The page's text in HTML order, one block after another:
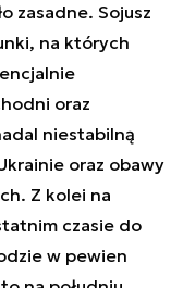
zasadne. Sojusz
na których
oraz
niestabilną
oraz obawy
Z kolei na
czasie do
w pewien